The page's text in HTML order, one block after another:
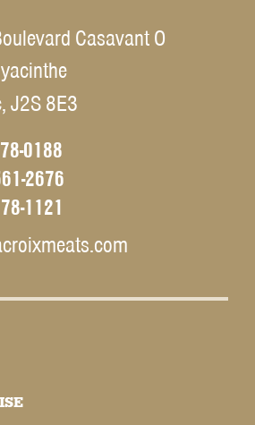
Casavant O
J2S 8E3
0188
2676
1121